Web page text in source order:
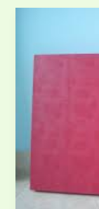
tầm
cấp
cho
hiệu
của